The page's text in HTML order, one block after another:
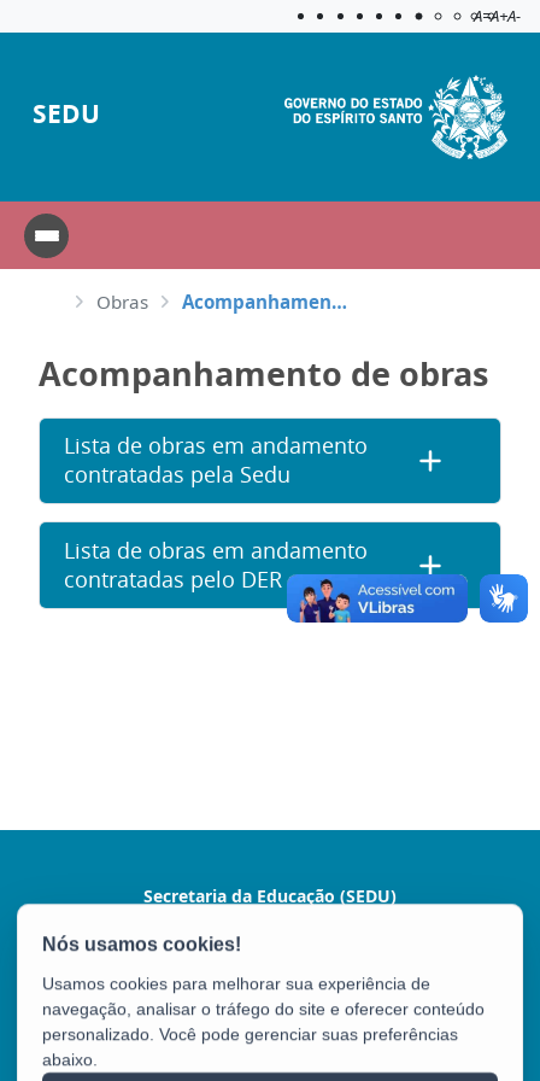
Aplicar
A=A+A-
SEDU
Obras Acompanhamento de obras
Acompanhamento de obras
Lista de obras em andamento
contratadas pela Sedu
Lista de obras em andamento
contratadas pelo DER
Secretaria da Educação (SEDU)
Av. César Hilal, 1111 - Santa Lúcia
Tel.: 3636-7600 / 3636-7601
Usamos cookies para melhorar sua experiência de
navegação, analisar o tráfego do site e oferecer conteúdo
personalizado. Você pode gerenciar suas preferências
abaixo.